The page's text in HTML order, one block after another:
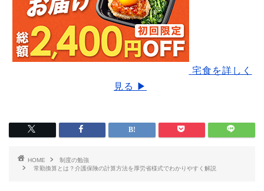
宅食を詳しく
見る ▶
HOME
制度の勉強
常勤換算とは？介護保険の計算方法を厚労省様式でわかりやすく解説